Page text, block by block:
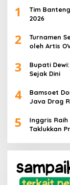
1
Tim
2026
2
Turnamen
oleh Artis
3
Bupati
Sejak Dini
4
Bamsoet
Java Drag
5
Inggris
Taklukkan